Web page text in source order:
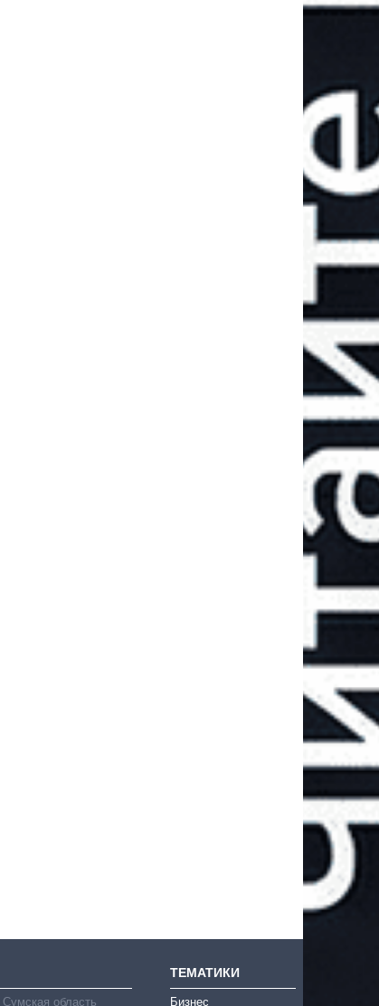
Сумская область
ТЕМАТИКИ
Бизнес